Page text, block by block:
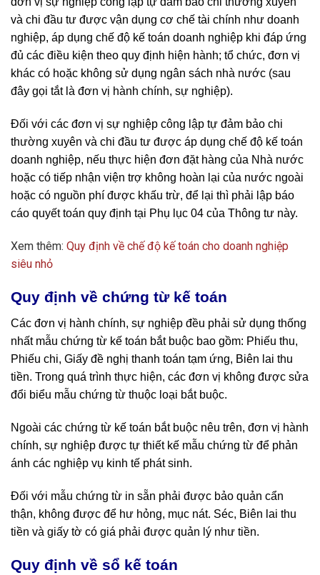
và chi đầu tư được vận dụng cơ chế tài chính như doanh
nghiệp, áp dụng chế độ kế toán doanh nghiệp khi đáp ứng
đủ các điều kiện theo quy định hiện hành; tổ chức, đơn vị
khác có hoặc không sử dụng ngân sách nhà nước (sau
đây gọi tắt là đơn vị hành chính, sự nghiệp).
Đối với các đơn vị sự nghiệp công lập tự đảm bảo chi
thường xuyên và chi đầu tư được áp dụng chế độ kế toán
doanh nghiệp, nếu thực hiện đơn đặt hàng của Nhà nước
hoặc có tiếp nhận viện trợ không hoàn lại của nước ngoài
hoặc có nguồn phí được khấu trừ, để lại thì phải lập báo
cáo quyết toán quy định tại Phụ lục 04 của Thông tư này.
Xem thêm: Quy định về chế độ kế toán cho doanh nghiệp
siêu nhỏ
Quy định về chứng từ kế toán
Các đơn vị hành chính, sự nghiệp đều phải sử dụng thống
nhất mẫu chứng từ kế toán bắt buộc bao gồm: Phiếu thu,
Phiếu chi, Giấy đề nghị thanh toán tạm ứng, Biên lai thu
tiền. Trong quá trình thực hiện, các đơn vị không được sửa
đổi biểu mẫu chứng từ thuộc loại bắt buộc.
Ngoài các chứng từ kế toán bắt buộc nêu trên, đơn vị hành
chính, sự nghiệp được tự thiết kế mẫu chứng từ để phản
ánh các nghiệp vụ kinh tế phát sinh.
Đối với mẫu chứng từ in sẵn phải được bảo quản cẩn
thận, không được để hư hỏng, mục nát. Séc, Biên lai thu
tiền và giấy tờ có giá phải được quản lý như tiền.
Quy định về sổ kế toán